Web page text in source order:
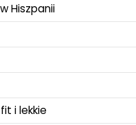
Hiszpanii
i lekkie